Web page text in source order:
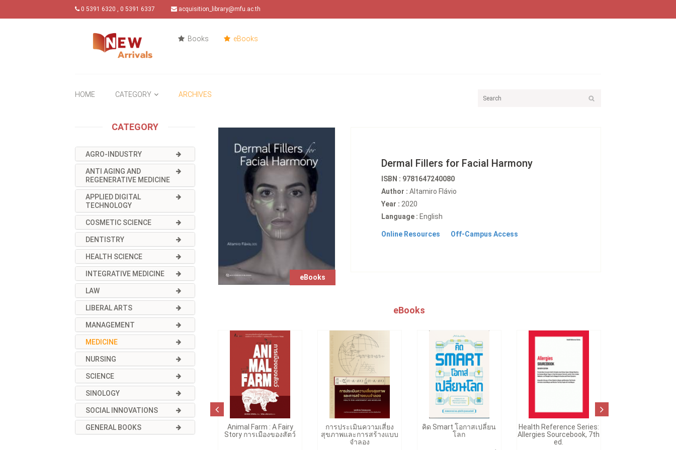
0 5391 6320 , 0 5391 6337 acquisition_library@mfu.ac.th
Books eBooks
HOME CATEGORY ARCHIVES
CATEGORY
AGRO-INDUSTRY
ANTI AGING AND
REGENERATIVE MEDICINE
APPLIED DIGITAL
TECHNOLOGY
COSMETIC SCIENCE
DENTISTRY
HEALTH SCIENCE
INTEGRATIVE MEDICINE
LAW
LIBERAL ARTS
MANAGEMENT
MEDICINE
NURSING
SCIENCE
SINOLOGY
SOCIAL INNOVATIONS
GENERAL BOOKS
eBooks
Dermal Fillers for Facial Harmony
ISBN : 9781647240080
Author : Altamiro Flávio
Year : 2020
Language : English
Online Resources Off-Campus Access
eBooks
Animal Farm : A Fairy
Story การเมืองของสัตว์
การประเมินความเสี่ยง
สุขภาพและการสร้างแบบ
จำลอง
คิด Smart โอกาสเปลี่ยน
โลก
Health Reference Series:
Allergies Sourcebook, 7th
ed.